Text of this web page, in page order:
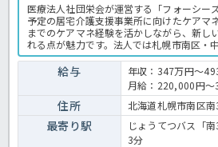
医療法人社団栄会が運営する「フォーシー
予定の居宅介護支援事業所に向けたケアマ
までのケアマネ経験を活かしながら、新し
れる点が魅力です。法人では札幌市南区・
を運営しており、安定した運営基盤があり
109日のため、仕事と生活のバランスを大
です。介護支援専門員の業務全般です。
介護老人保健施設の求人〉
給与
年収：347万円～
月給：220,000円
住所 北海道札幌市南区
最寄り駅
じょうてつバス「
3分